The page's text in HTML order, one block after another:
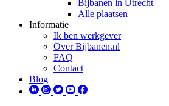
Bijbanen in Utrecht
Alle plaatsen
Informatie
Ik ben werkgever
Over Bijbanen.nl
FAQ
Contact
Blog